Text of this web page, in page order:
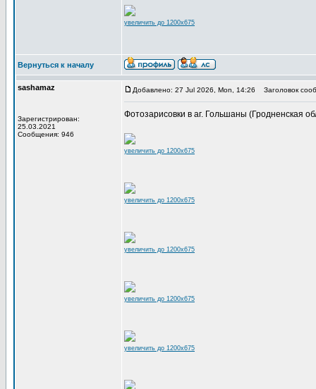
увеличить до 1200x675
Вернуться к началу
sashamaz
Зарегистрирован:
25.03.2021
Сообщения: 946
Добавлено: 27 Jul 2026, Mon, 14:26 Заголовок
Фотозарисовки в аг. Гольшаны (Гродненская
увеличить до 1200x675
увеличить до 1200x675
увеличить до 1200x675
увеличить до 1200x675
увеличить до 1200x675